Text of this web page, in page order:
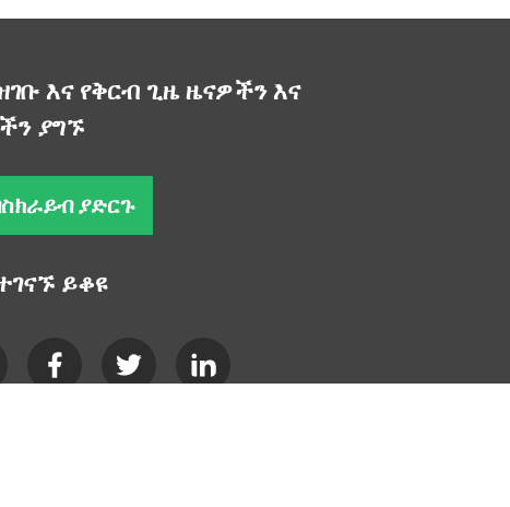
እና የቅርብ ጊዜ ዜናዎችን እና
ያግኙ
ያድርጉ
ይቆዩ